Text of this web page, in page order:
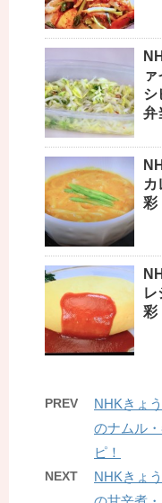
シ
弁
カ
彩
レ
彩
PREV
NHKきょ
のナムル
ピ！
NEXT
NHKきょ